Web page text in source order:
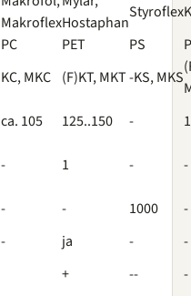
MakroflexHostaphan
Styroflex
PC PET PS
KC, MKC (F)KT, MKT-KS, MKS
ca. 105 125..150 -
- 1 -
-
- - 1000
-
- ja -
-
+ -- -